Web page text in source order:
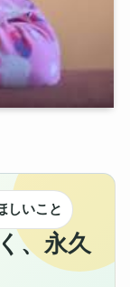
しいこと
、永久